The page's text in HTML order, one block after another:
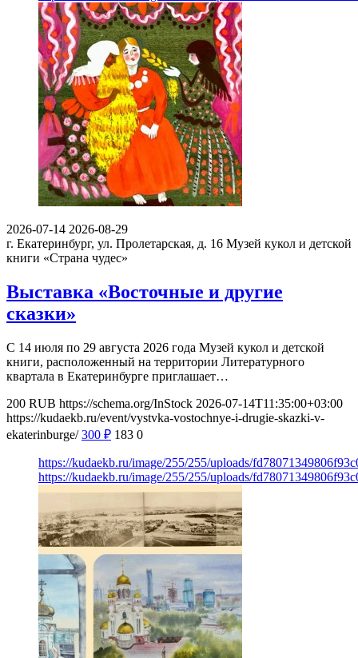
2026-07-14 2026-08-29
г. Екатеринбург, ул. Пролетарская, д. 16 Музей кукол и детской
книги «Страна чудес»
Выставка «Восточные и другие
сказки»
С 14 июля по 29 августа 2026 года Музей кукол и детской
книги, расположенный на территории Литературного
квартала в Екатеринбурге приглашает…
200 RUB https://schema.org/InStock 2026-07-14T11:35:00+03:00
https://kudaekb.ru/event/vystvka-vostochnye-i-drugie-skazki-v-
ekaterinburge/ 300 ₽ 183 0
https://kudaekb.ru/image/255/255/uploads/
https://kudaekb.ru/image/255/255/uploads/